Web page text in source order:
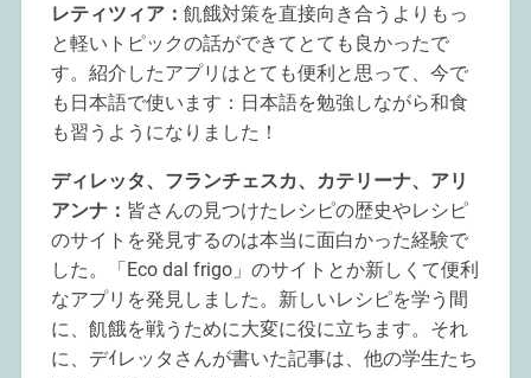
レティツィア： 飢餓対策を直接向き合うよりもっ
と軽いトピックの話ができてとても良かったで
す。紹介したアプリはとても便利と思って、今で
も日本語で使います：日本語を勉強しながら和食
も習うようになりました！
ディレッタ、フランチェスカ、カテリーナ、アリ
アンナ： 皆さんの見つけたレシピの歴史やレシピ
のサイトを発見するのは本当に面白かった経験で
した。「Eco dal frigo」のサイトとか新しくて便利
なアプリを発見しました。新しいレシピを学う間
に、飢餓を戦うために大変に役に立ちます。それ
に、デｲレッタさんが書いた記事は、他の学生たち